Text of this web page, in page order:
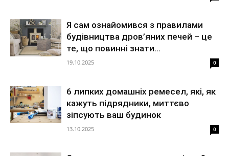
Я сам ознайомився з правилами
будівництва дров’яних печей – це
те, що повинні знати...
19.10.2025 0
6 липких домашніх ремесел, які, як
кажуть підрядники, миттєво
зіпсують ваш будинок
13.10.2025 0